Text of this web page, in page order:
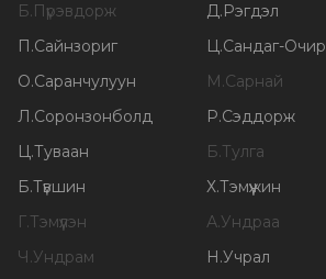
Б. Пүрэвдорж Д. Рэгдэл
П .Сайнзориг Ц.Сандаг-Очир
О.Саранчулуун М .Сарнай
Л .Соронзонболд Р.Сэддорж
Ц.Туваан Б.Тулга
Б.Түвшин Х.Тэмүүжин
Г.Тэмүүлэн А.Ундраа
Ч .Ундрам Н .Учрал